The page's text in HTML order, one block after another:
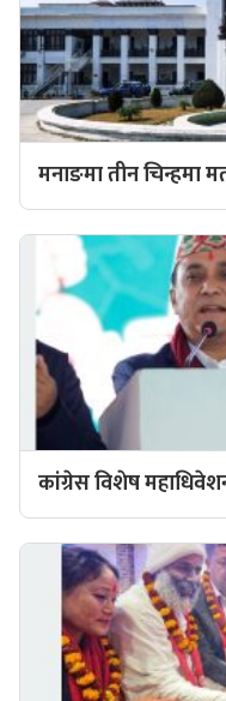
मनाङमा तीन चिन्हमा
कांग्रेस विशेष